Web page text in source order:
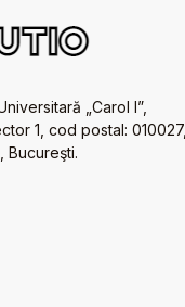
„Carol I”,
1, cod postal: 010027,
Bucureşti.